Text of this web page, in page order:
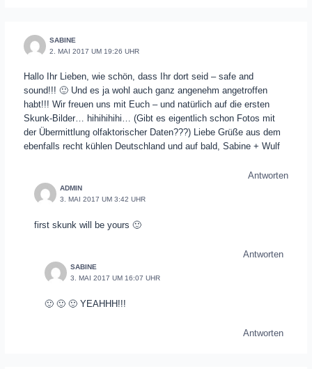
SABINE
2. MAI 2017 UM 19:26 UHR
Hallo Ihr Lieben, wie schön, dass Ihr dort seid – safe and
sound!!! 🙂 Und es ja wohl auch ganz angenehm angetroffen
habt!!! Wir freuen uns mit Euch – und natürlich auf die ersten
Skunk-Bilder… hihihihihi… (Gibt es eigentlich schon Fotos mit
der Übermittlung olfaktorischer Daten???) Liebe Grüße aus dem
ebenfalls recht kühlen Deutschland und auf bald, Sabine + Wulf
Antworten
ADMIN
3. MAI 2017 UM 3:42 UHR
first skunk will be yours 🙂
Antworten
SABINE
3. MAI 2017 UM 16:07 UHR
🙂 🙂 🙂 YEAHHH!!!
Antworten